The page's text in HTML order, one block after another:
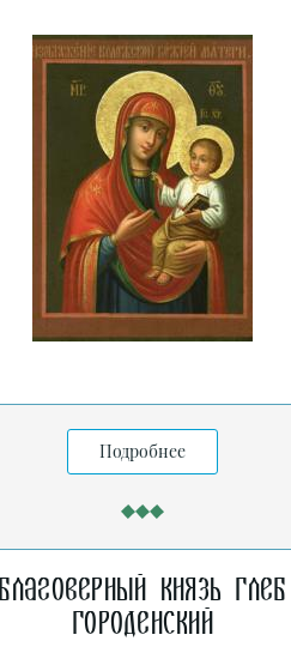
Подробнее
Благоверный князь Глеб
Городенский